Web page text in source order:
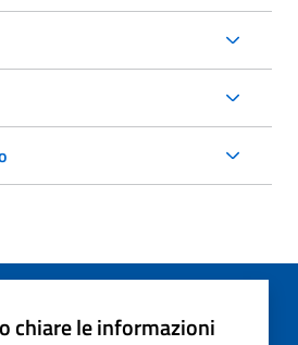
chiare le informazioni